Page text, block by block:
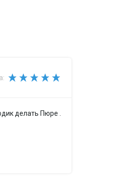
делать Пюре .